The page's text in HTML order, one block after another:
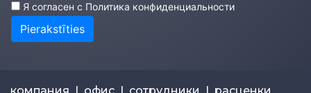
Я согласен с Политика конфиденциальности
Pierakstīties